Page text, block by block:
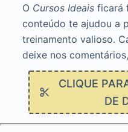
O Cursos Ideaisficará
conteúdo te ajudou a
treinamento valioso.
deixe nos
CLIQUE
DE